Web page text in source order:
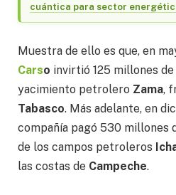
cuántica para sector
Muestra de ello es que, en
Carso invirtió 125 millones
yacimiento petrolero Zama,
Tabasco. Más adelante, en
compañía pagó 530 millones
de los campos petroleros
las costas de Campeche.